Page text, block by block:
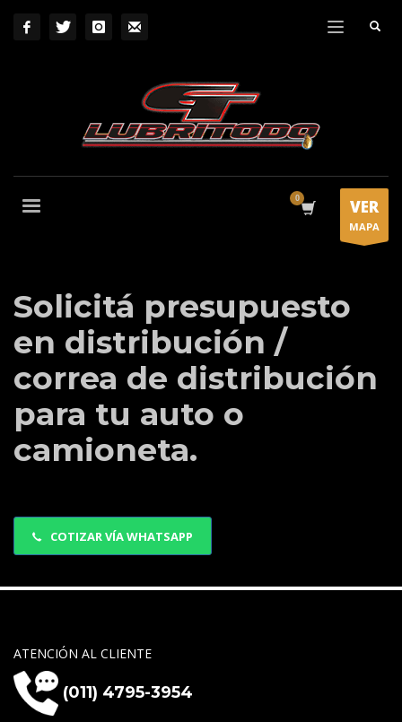
VER
MAPA
Solicitá presupuesto
en distribución /
correa de distribución
para tu auto o
camioneta.
COTIZAR VÍA WHATSAPP
ATENCIÓN AL CLIENTE
(011) 4795-3954